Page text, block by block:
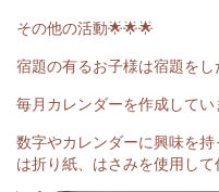
その他の活動🌟🌟🌟
宿題の有るお子様は宿題をし
毎月カレンダーを作成してい
数字やカレンダーに興味を
は折り紙、はさみを使用して